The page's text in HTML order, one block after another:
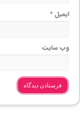
ایمیل*
وب‌ سایت